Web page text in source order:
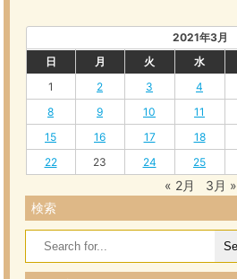
2021年3月
日
月 火 水
1
2 3 4
8
9 10 11
15
16 17 18
22
23 24 25
« 2月
3月 »
検索
Search
for: